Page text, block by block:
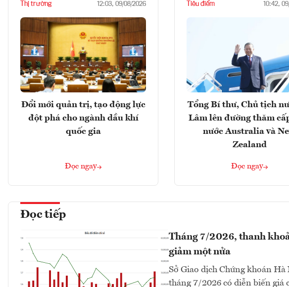
Thị trường 12:03, 09/08/2026
Đổi mới quản trị, tạo động lực
đột phá cho ngành dầu khí
quốc gia
Đọc ngay
Tiêu điểm 10:42,
Tổng Bí thư, Chủ tịch
Lâm lên đường thăm
nước Australia và
Zealand
Đọc ngay
Đọc tiếp
Tháng 7/2026, thanh
giảm một nửa
Sở Giao dịch Chứng khoán
tháng 7/2026 có diễn biến giá